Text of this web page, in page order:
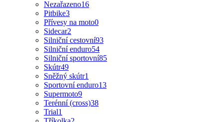
Nezařazeno16
Pitbike3
Přívesy na moto0
Sidecar2
Silniční cestovní93
Silniční enduro54
Silniční sportovní85
Skútr49
Sněžný skútr1
Sportovní enduro13
Supermoto9
Terénní (cross)38
Trial1